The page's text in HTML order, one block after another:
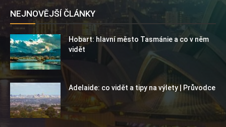
NEJNOVĚJŠÍ ČLÁNKY
Hobart: hlavní město Tasmánie a co v něm
vidět
Adelaide: co vidět a tipy na výlety | Průvodce